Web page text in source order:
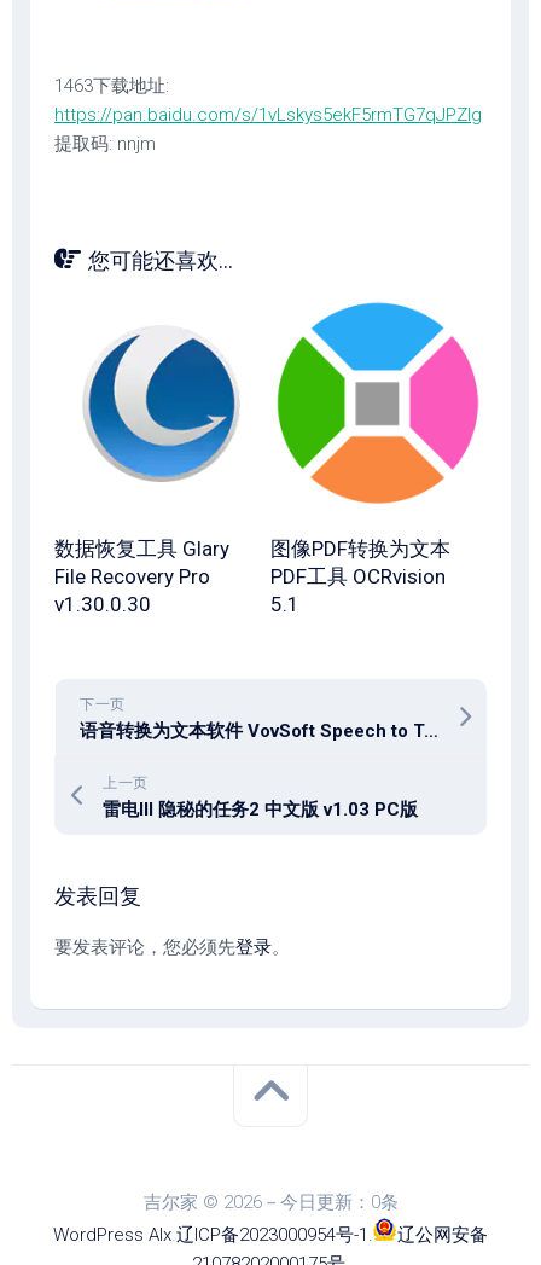
1463下载地址:
https://pan.baidu.com/s/1vLskys5ekF5rmTG7qJPZIg
提取码: nnjm
您可能还喜欢...
数据恢复工具 Glary
File Recovery Pro
v1.30.0.30
图像PDF转换为文本
PDF工具 OCRvision
5.1
下一页
语音转换为文本软件 VovSoft Speech to Text Converter v5.3
上一页
雷电III 隐秘的任务2 中文版 v1.03 PC版
发表回复
要发表评论，您必须先登录。
吉尔家 © 2026－今日更新：0条
WordPress Alx.辽ICP备2023000954号-1 .
辽公网安备